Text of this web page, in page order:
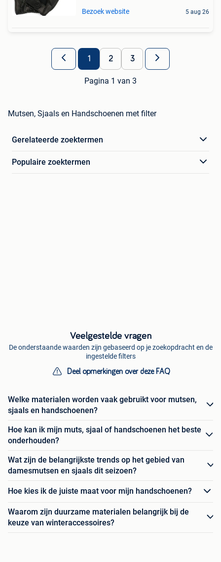
Bezoek website 5 aug 26
1 2 3
Pagina 1 van 3
Mutsen, Sjaals en Handschoenen met filter
Gerelateerde zoektermen
Populaire zoektermen
Veelgestelde vragen
De onderstaande waarden zijn gebaseerd op je zoekopdracht en de
ingestelde filters
Deel opmerkingen over deze FAQ
Welke materialen worden vaak gebruikt voor mutsen,
sjaals en handschoenen?
Hoe kan ik mijn muts, sjaal of handschoenen het beste
onderhouden?
Wat zijn de belangrijkste trends op het gebied van
damesmutsen en sjaals dit seizoen?
Hoe kies ik de juiste maat voor mijn handschoenen?
Waarom zijn duurzame materialen belangrijk bij de
keuze van winteraccessoires?